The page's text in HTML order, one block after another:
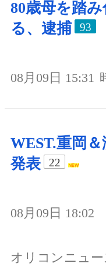
80歳母を踏
る、逮捕
93
08月09日 15:31
WEST.重岡
発表
22
08月09日 18:02
オリコンニュー